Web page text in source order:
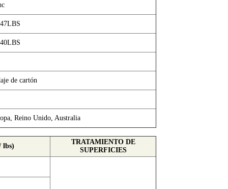
de cartón
Reino Unido, Australia
lbs)
TRATAMIENTO DE
SUPERFICIES